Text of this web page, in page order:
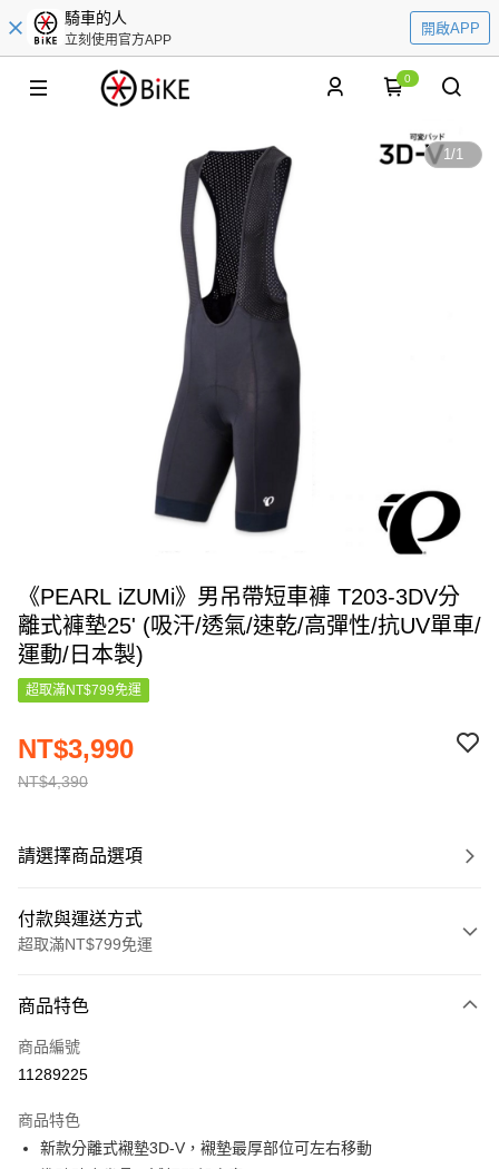
騎車的人
立刻使用官方APP
開啟APP
0
1/1
《PEARL iZUMi》男吊帶短車褲 T203-3DV分
離式褲墊25' (吸汗/透氣/速乾/高彈性/抗UV單車/
運動/日本製)
超取滿NT$799免運
NT$4,390
NT$3,990
請選擇商品選項
付款與運送方式
超取滿NT$799免運
信用卡一次付款
信用卡分期付款
合作金庫商業銀行
華南商業銀行
彰化商業銀行
6 期 0 利率 每期
商品特色
商品編號
11289225
商品特色
新款分離式襯墊3D-V，襯墊最厚部位可左右移動